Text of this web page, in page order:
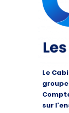
Le
sur